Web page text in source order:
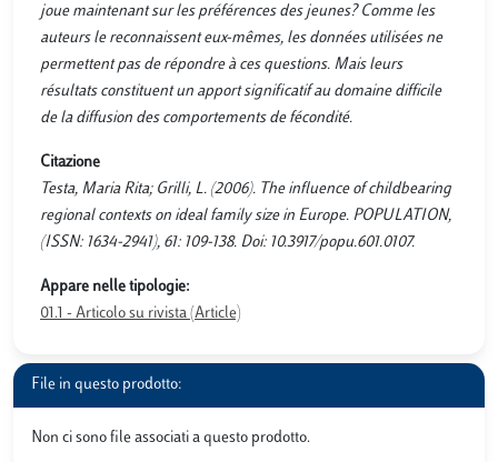
joue maintenant sur les préférences des jeunes? Comme les
auteurs le reconnaissent eux-mêmes, les données utilisées ne
permettent pas de répondre à ces questions. Mais leurs
résultats constituent un apport significatif au domaine difficile
de la diffusion des comportements de fécondité.
Citazione
Testa, Maria Rita; Grilli, L. (2006). The influence of childbearing
regional contexts on ideal family size in Europe. POPULATION,
(ISSN: 1634-2941), 61: 109-138. Doi: 10.3917/popu.601.0107.
Appare nelle tipologie:
01.1 - Articolo su rivista (Article)
File in questo prodotto:
Non ci sono file associati a questo prodotto.